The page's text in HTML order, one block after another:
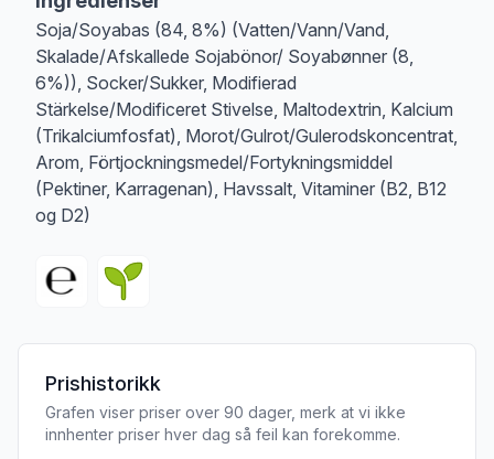
Soja/Soyabas (84, 8%) (Vatten/Vann/Vand,
Skalade/Afskallede Sojabönor/ Soyabønner (8,
6%)), Socker/Sukker, Modifierad
Stärkelse/Modificeret Stivelse, Maltodextrin, Kalcium
(Trikalciumfosfat), Morot/Gulrot/Gulerodskoncentrat,
Arom, Förtjockningsmedel/Fortykningsmiddel
(Pektiner, Karragenan), Havssalt, Vitaminer (B2, B12
og D2)
Prishistorikk
Grafen viser priser over 90 dager, merk at vi ikke
innhenter priser hver dag så feil kan forekomme.